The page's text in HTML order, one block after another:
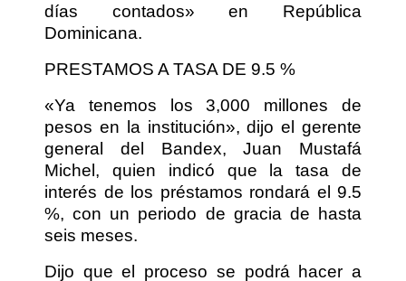
días contados» en República
Dominicana.
PRESTAMOS A TASA DE 9.5 %
«Ya tenemos los 3,000 millones de
pesos en la institución», dijo el gerente
general del Bandex, Juan Mustafá
Michel, quien indicó que la tasa de
interés de los préstamos rondará el 9.5
%, con un periodo de gracia de hasta
seis meses.
Dijo que el proceso se podrá hacer a